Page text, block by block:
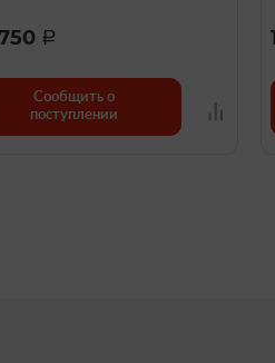
a
Сообщить о
поступлении